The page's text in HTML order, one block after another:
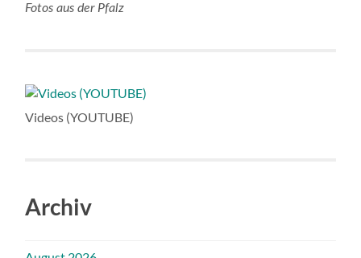
Fotos aus der Pfalz
Videos (YOUTUBE)
Archiv